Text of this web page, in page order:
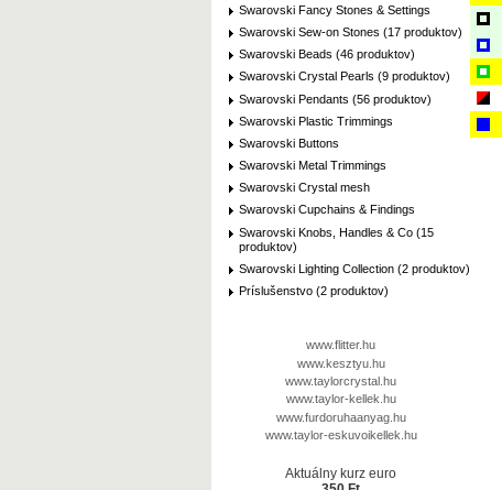
Swarovski Fancy Stones & Settings
Swarovski Sew-on Stones (17 produktov)
Swarovski Beads (46 produktov)
Swarovski Crystal Pearls (9 produktov)
Swarovski Pendants (56 produktov)
Swarovski Plastic Trimmings
Swarovski Buttons
Swarovski Metal Trimmings
Swarovski Crystal mesh
Swarovski Cupchains & Findings
Swarovski Knobs, Handles & Co (15
produktov)
Swarovski Lighting Collection (2 produktov)
Príslušenstvo (2 produktov)
www.flitter.hu
www.kesztyu.hu
www.taylorcrystal.hu
www.taylor-kellek.hu
www.furdoruhaanyag.hu
www.taylor-eskuvoikellek.hu
Aktuálny kurz euro